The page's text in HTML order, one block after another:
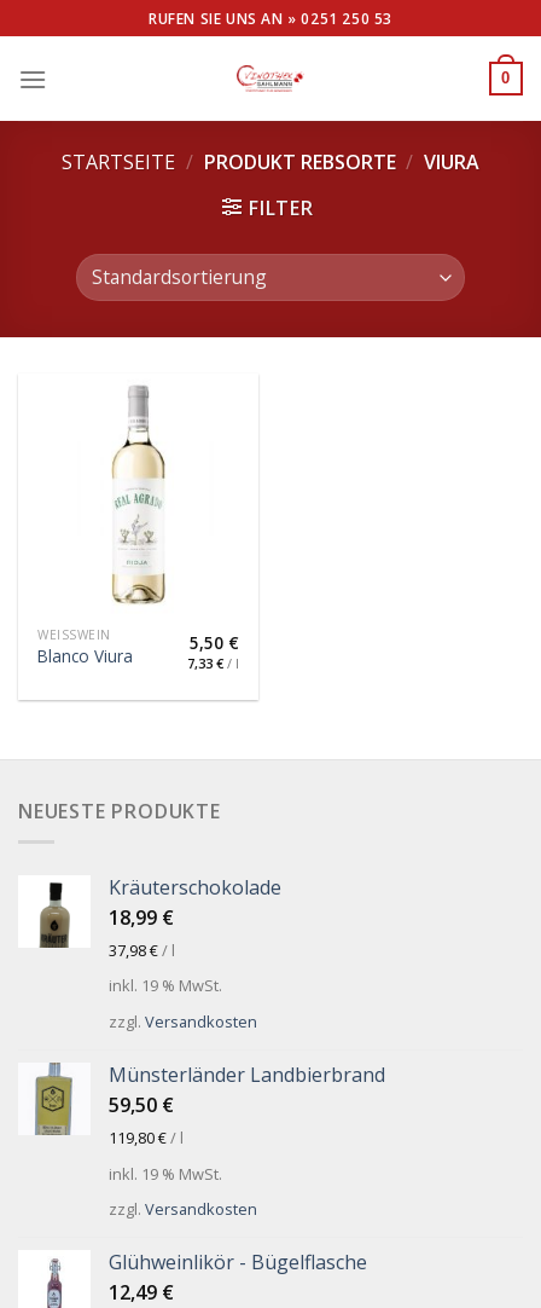
to
content
RUFEN SIE UNS AN »0251 250 53
0
STARTSEITE / PRODUKT REBSORTE / VIURA
FILTER
WEISSWEIN
Blanco Viura
5,50 €
7,33 €/ l
NEUESTE PRODUKTE
Kräuterschokolade
18,99 €
37,98€/ l
inkl. 19 % MwSt.
zzgl. Versandkosten
Münsterländer Landbierbrand
59,50 €
119,80€/ l
inkl. 19 % MwSt.
zzgl. Versandkosten
Glühweinlikör - Bügelflasche
12,49 €